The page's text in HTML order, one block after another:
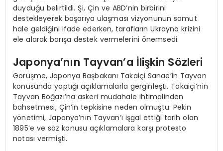
duyduğu belirtildi. Şi, Çin ve ABD’nin birbirini
destekleyerek başarıya ulaşması vizyonunun somut
hale geldiğini ifade ederken, tarafların Ukrayna krizini
ele alarak barışa destek vermelerini önemsedi.
Japonya’nın Tayvan’a İlişkin Sözleri
Görüşme, Japonya Başbakanı Takaiçi Sanae’in Tayvan
konusunda yaptığı açıklamalarla gerginleşti. Takaiçi’nin
Tayvan Boğazı’na askeri müdahale ihtimalinden
bahsetmesi, Çin’in tepkisine neden olmuştu. Pekin
yönetimi, Japonya’nın Tayvan’ı işgal ettiği tarih olan
1895’e ve söz konusu açıklamalara karşı protesto
notası vermişti.